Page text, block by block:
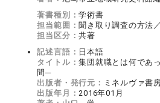
著書種別：学術書
担当範囲： 聞き取り調査の方法
担当区分：共著
記述言語： 日本語
タイトル：集団就職とは何であ
間─
出版者・発行元： ミネルヴァ書
出版年月：2016年01月